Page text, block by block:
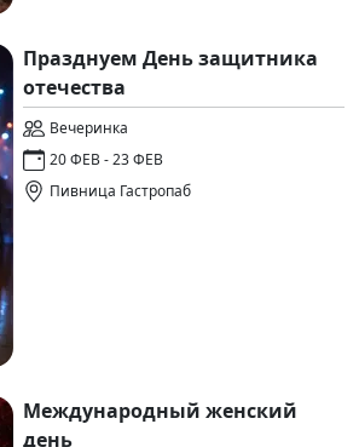
Празднуем День защитника
отечества
Вечеринка
20 ФЕВ - 23 ФЕВ
Пивница Гастропаб
Международный женский
день